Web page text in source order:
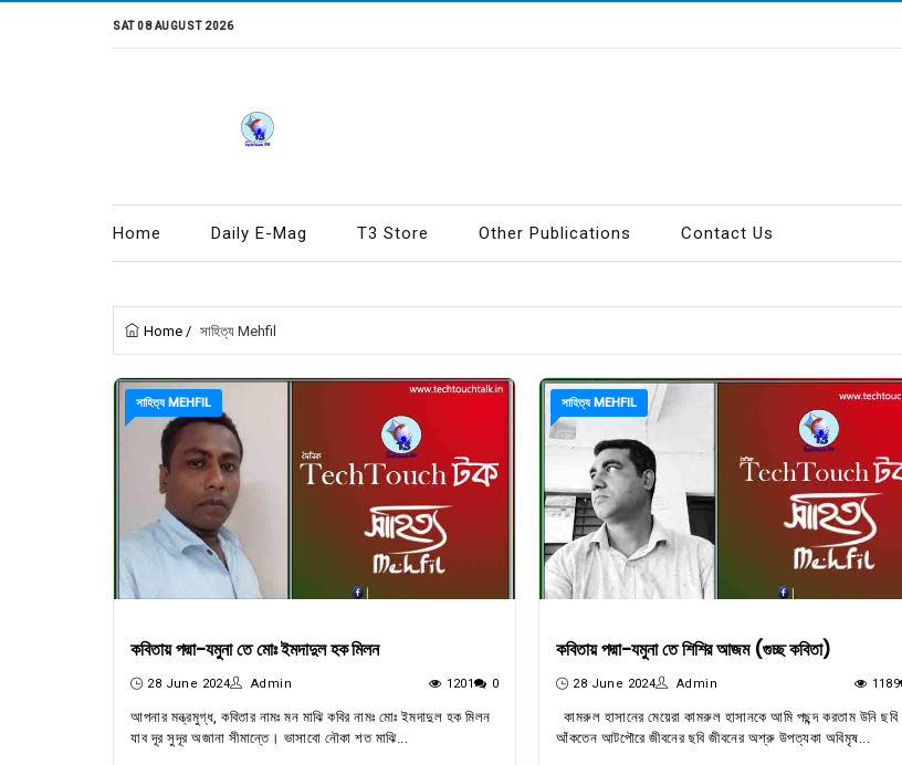
SAT 08 AUGUST 2026
Home Daily E-Mag T3 Store Other Publications Contact Us
Home / সাহিত্য Mehfil
সাহিত্য MEHFIL
কবিতায় পদ্মা-যমুনা তে মোঃ ইমদাদুল হক মিলন
28 June 2024 Admin 1201 0
আপনার মন্ত্রমুগ্ধ, কবিতার নামঃ মন মাঝি কবির নামঃ মোঃ ইমদাদুল হক মিলন
যাব দূর সুদূর অজানা সীমান্তে। ভাসাবো নৌকা শত মাঝি...
সাহিত্য MEHFIL
কবিতায় পদ্মা-যমুনা তে শিশির আজম (গুচ্ছ কবিতা)
28 June 2024 Admin 1189
কামরুল হাসানের মেয়েরা কামরুল হাসানকে আমি পছন্দ করতাম উনি ছবি
আঁকতেন আটপৌরে জীবনের ছবি জীবনের অশ্রু উপত্যকা অবিমৃষ...